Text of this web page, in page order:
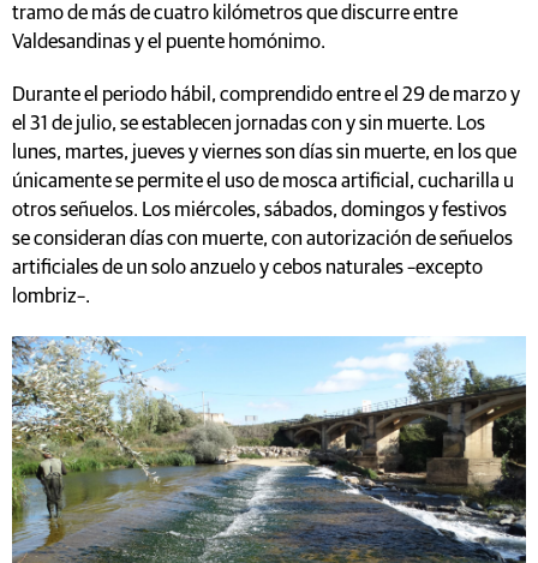
tramo de más de cuatro kilómetros que discurre entre
Valdesandinas y el puente homónimo.
Durante el periodo hábil, comprendido entre el 29 de marzo y
el 31 de julio, se establecen jornadas con y sin muerte. Los
lunes, martes, jueves y viernes son días sin muerte, en los que
únicamente se permite el uso de mosca artificial, cucharilla u
otros señuelos. Los miércoles, sábados, domingos y festivos
se consideran días con muerte, con autorización de señuelos
artificiales de un solo anzuelo y cebos naturales –excepto
lombriz–.